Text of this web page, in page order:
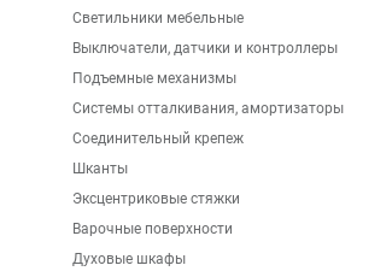
Светильники мебельные
Выключатели, датчики и контроллеры
Подъемные механизмы
Системы отталкивания, амортизаторы
Соединительный крепеж
Шканты
Эксцентриковые стяжки
Варочные поверхности
Духовые шкафы